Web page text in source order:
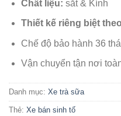
Chất liệu: sắt & Kính
Thiết kế riêng biệt
Chế độ bảo hành 36
Vận chuyển tận nơi
Danh mục: Xe trà sữa
Thẻ: Xe bán sinh tố